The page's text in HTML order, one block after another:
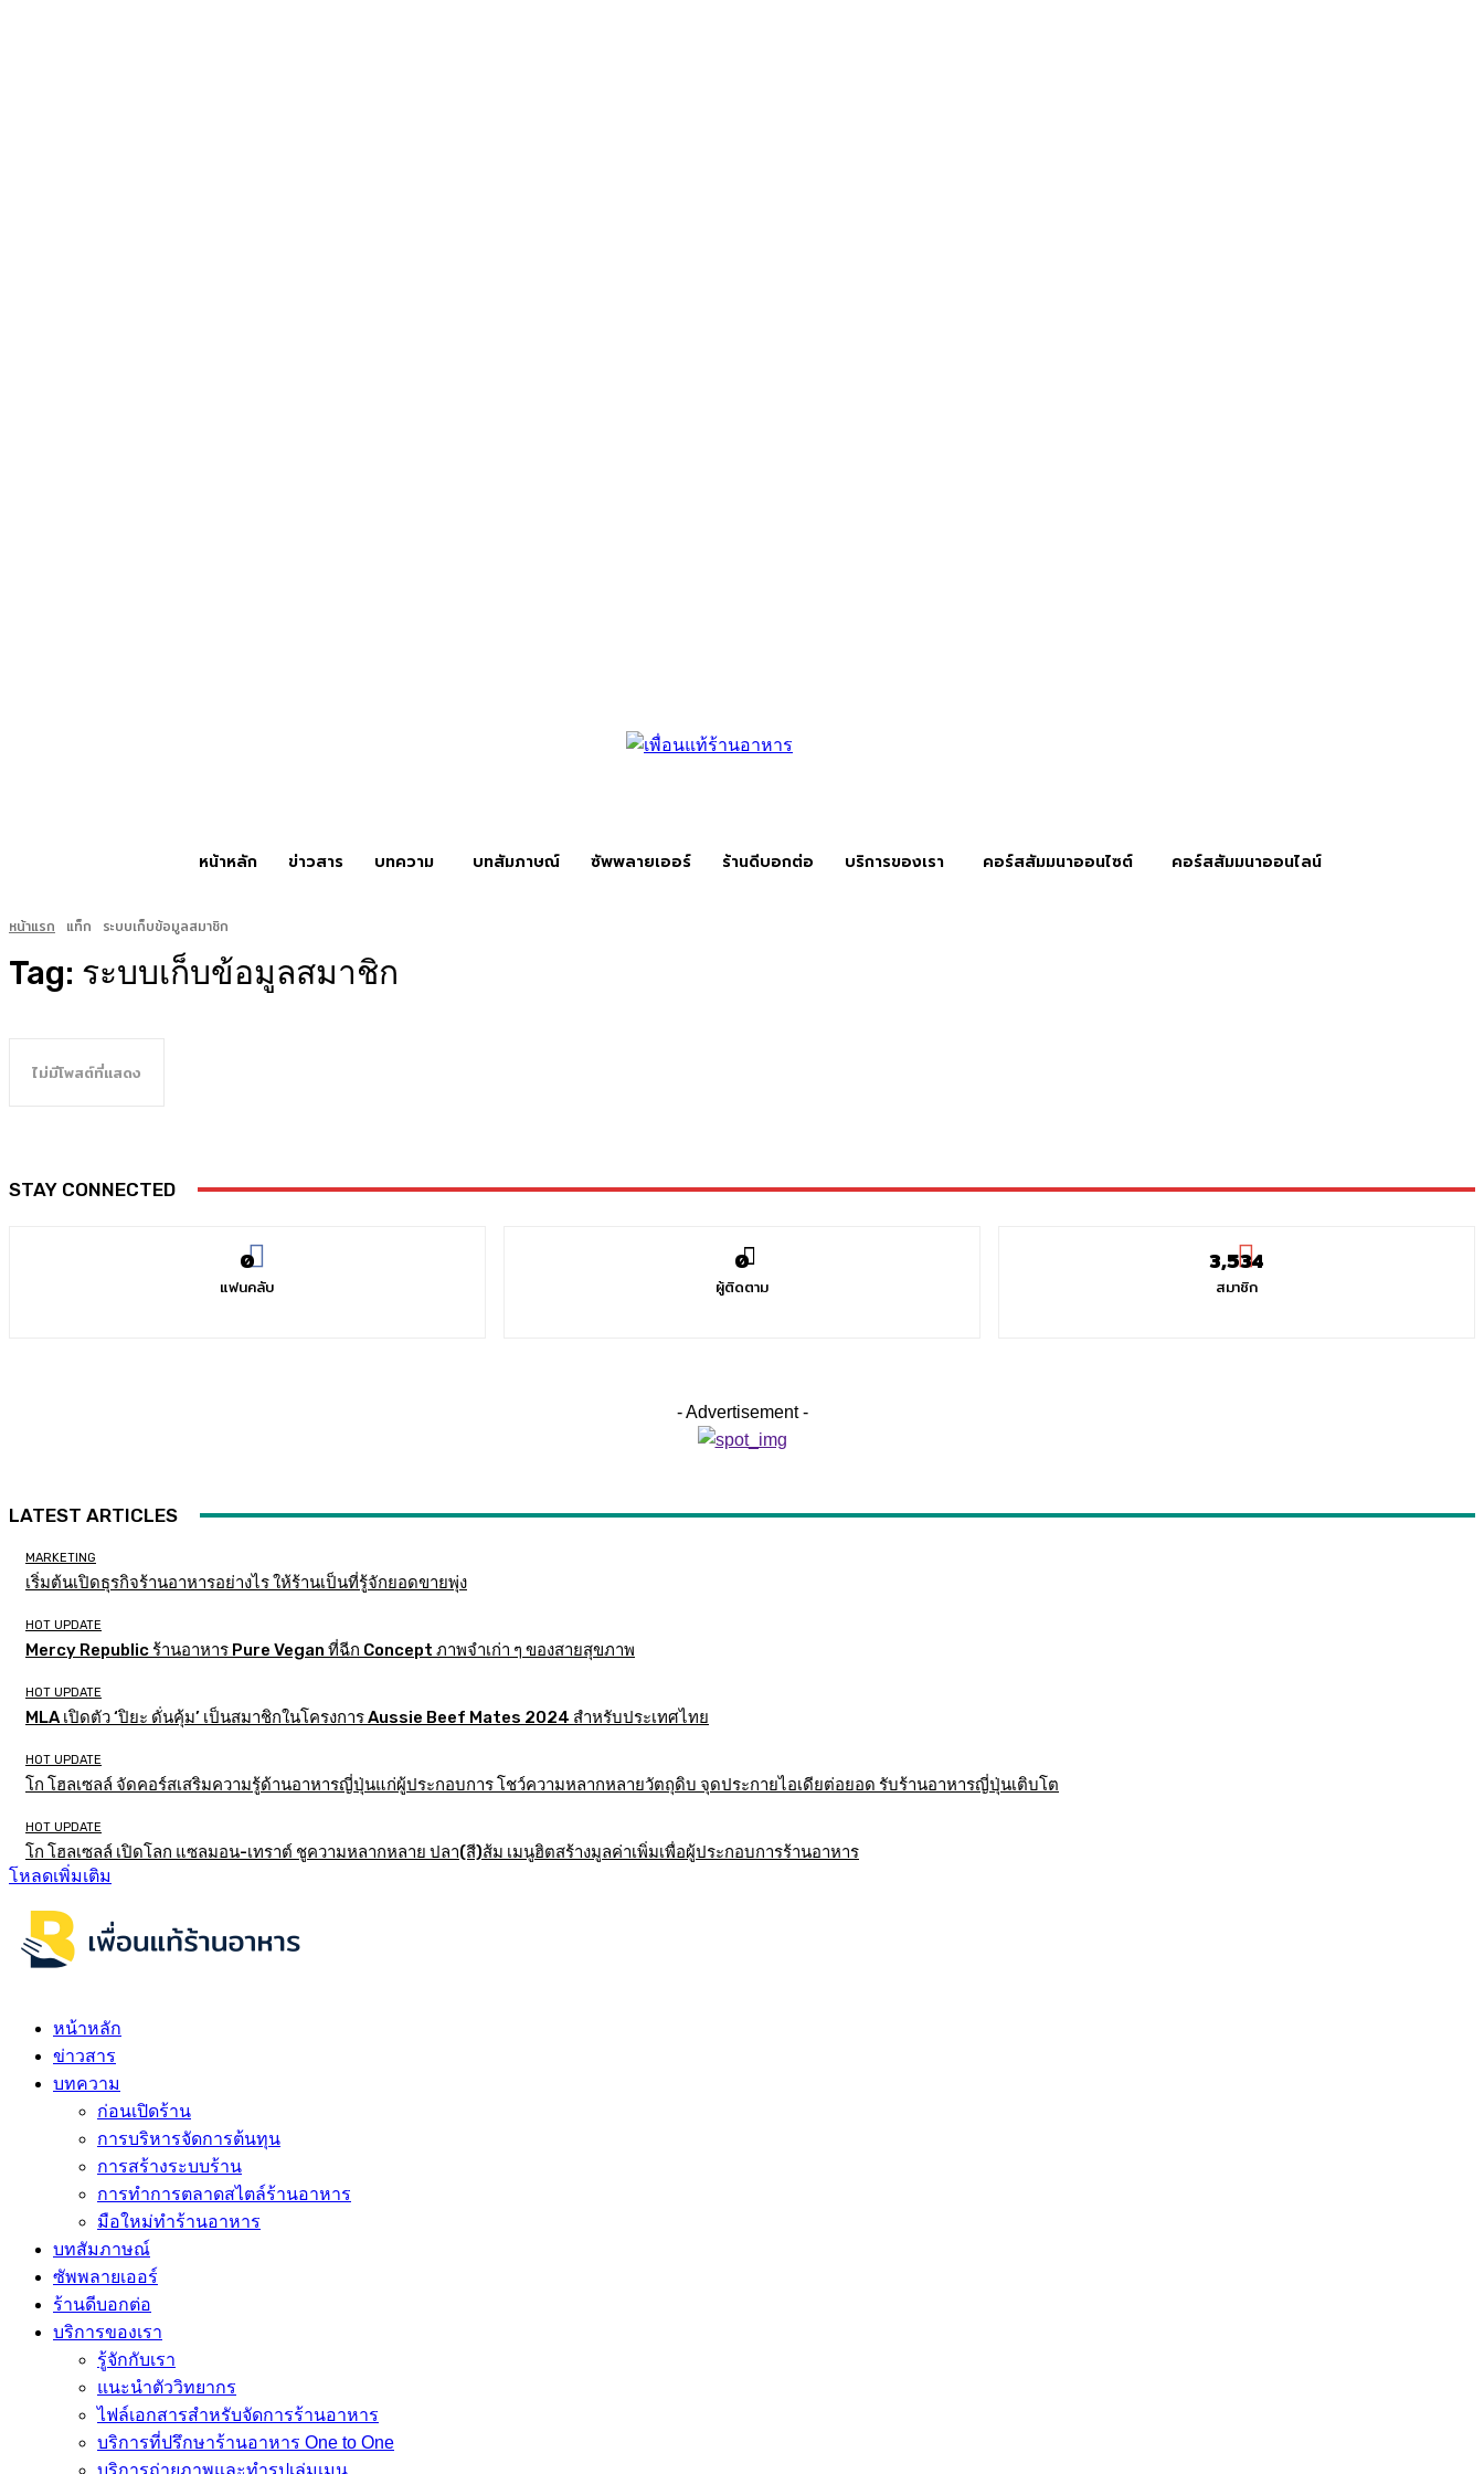
หน้าหลัก ข่าวสาร บทความ บทสัมภาษณ์ ซัพพลายเออร์ ร้านดีบอกต่อ บริการของเรา คอร์สสัมมนาออนไซต์ คอร์สสัมมนาออนไลน์
หน้าแรก แท็ก ระบบเก็บข้อมูลสมาชิก
Tag: ระบบเก็บข้อมูลสมาชิก
ไม่มีโพสต์ที่แสดง
STAY CONNECTED
0
แฟนคลับ
0
ผู้ติดตาม
3,534
สมาชิก
- Advertisement -
LATEST ARTICLES
MARKETING
เริ่มต้นเปิดธุรกิจร้านอาหารอย่างไร ให้ร้านเป็นที่รู้จักยอดขายพุ่ง
HOT UPDATE
Mercy Republic ร้านอาหาร Pure Vegan ที่ฉีก Concept ภาพจำเก่า ๆ ของสายสุขภาพ
HOT UPDATE
MLA เปิดตัว ‘ปิยะ ดั่นคุ้ม’ เป็นสมาชิกในโครงการ Aussie Beef Mates 2024 สำหรับประเทศไทย
HOT UPDATE
โก โฮลเซลล์ จัดคอร์สเสริมความรู้ด้านอาหารญี่ปุ่นแก่ผู้ประกอบการ โชว์ความหลากหลายวัตถุดิบ จุดประกายไอเดียต่อยอด รับร้านอาหารญี่ปุ่นเติบโต
HOT UPDATE
โก โฮลเซลล์ เปิดโลก แซลมอน-เทราต์ ชูความหลากหลาย ปลา(สี)ส้ม เมนูฮิตสร้างมูลค่าเพิ่มเพื่อผู้ประกอบการร้านอาหาร
โหลดเพิ่มเติม
หน้าหลัก
ข่าวสาร
บทความ
ก่อนเปิดร้าน
การบริหารจัดการต้นทุน
การสร้างระบบร้าน
การทำการตลาดสไตล์ร้านอาหาร
มือใหม่ทำร้านอาหาร
บทสัมภาษณ์
ซัพพลายเออร์
ร้านดีบอกต่อ
บริการของเรา
รู้จักกับเรา
แนะนำตัววิทยากร
ไฟล์เอกสารสำหรับจัดการร้านอาหาร
บริการที่ปรึกษาร้านอาหาร One to One
บริการถ่ายภาพและทำรูปเล่มเมนู